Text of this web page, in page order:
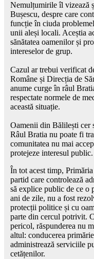
Nemulțumirile îl vizează
Bușescu, despre care
funcție în ciuda
unii aleși locali. Aceștia
sănătatea oamenilor și
intereselor de grup.
Cazul ar trebui verificat
Române și Direcția de
anume curge în râul
respectate normele de
această situație.
Oamenii din Bălilești cer
Râul Bratia nu poate fi
comunitatea nu mai
protejeze interesul public.
În tot acest timp,
partid care controlează
să explice public de ce o
ani de zile, nu a fost
protecții politice și cu
parte din cercul potrivit.
pericol, răspunderea nu
altul: conducerea
administrează serviciile
cetățenilor.